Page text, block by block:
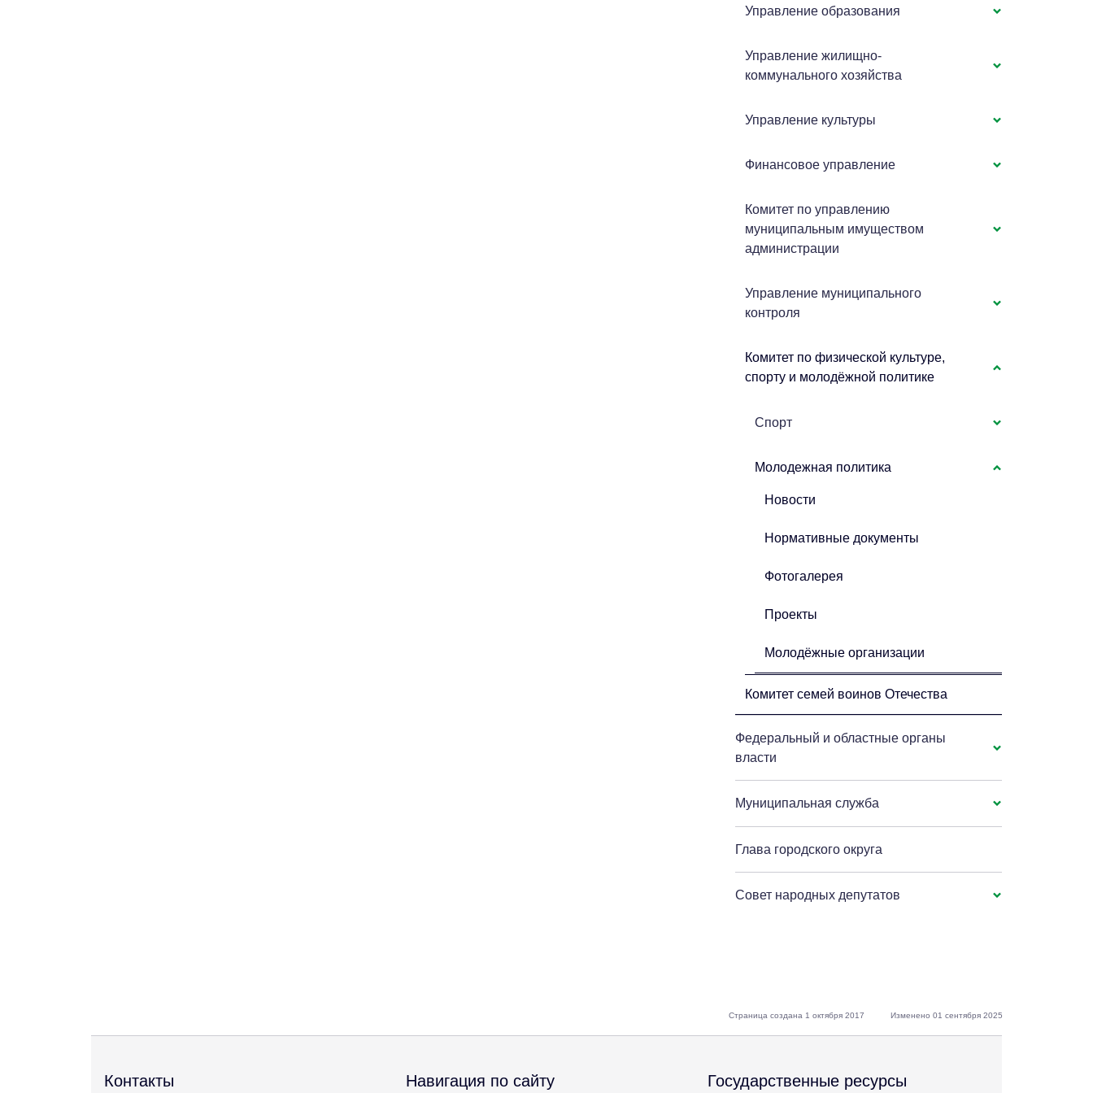
Управление образования
Управление жилищно-
коммунального хозяйства
Управление культуры
Финансовое управление
Комитет по управлению
муниципальным имуществом
администрации
Управление муниципального
контроля
Комитет по физической культуре,
спорту и молодёжной политике
Спорт
Молодежная политика
Новости
Нормативные документы
Фотогалерея
Проекты
Молодёжные организации
Комитет семей воинов Отечества
Федеральный и областные органы
власти
Муниципальная служба
Глава городского округа
Совет народных депутатов
Страница создана 1 октября 2017 Изменено 01 сентября 2025
Контакты Навигация по сайту Государственные ресурсы